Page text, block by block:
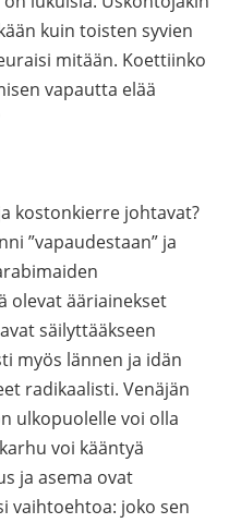
kuin toisten syvien
mitään. Koettiinko
vapautta elää
kostonkierre johtavat?
”vapaudestaan” ja
olevat ääriainekset
säilyttääkseen
myös lännen ja idän
radikaalisti. Venäjän
ulkopuolelle voi olla
voi kääntyä
ja asema ovat
vaihtoehtoa: joko sen